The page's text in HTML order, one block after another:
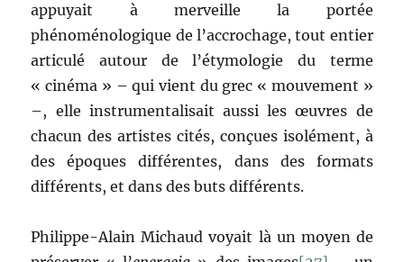
appuyait à merveille la portée
phénoménologique de l’accrochage, tout entier
articulé autour de l’étymologie du terme
« cinéma » – qui vient du grec « mouvement »
–, elle instrumentalisait aussi les œuvres de
chacun des artistes cités, conçues isolément, à
des époques différentes, dans des formats
différents, et dans des buts différents.
Philippe-Alain Michaud voyait là un moyen de